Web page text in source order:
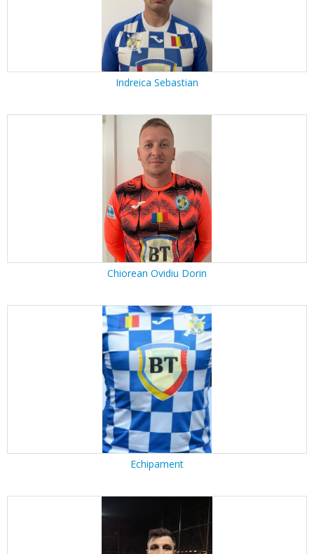
Indreica Sebastian
Chiorean Ovidiu Dorin
Echipament